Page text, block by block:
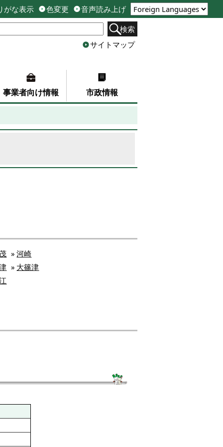
がな表示 色変更
音声読み上げ
検索
サイトマップ
事業者向け情報 市政情報
»河崎
» 大篠津